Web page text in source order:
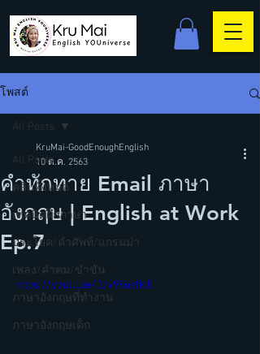
โพสต์
All Posts
คลิปทั้งหมด
เทคนิคฝึกภาษา
ประโยค/คำศัพท์/แกรมม่า
เพลง/คำคม/ขำขัน
ภาษาอังกฤษที่ทำงาน
ภาษาอังกฤษเด็ก
All Posts
คำทักทาย Email ภาษา
อังกฤษ | English at Work
Ep.7
KruMai-GoodEnoughEnglish
10 ต.ค. 2563
https://youtu.be/0Jv98oefkIE